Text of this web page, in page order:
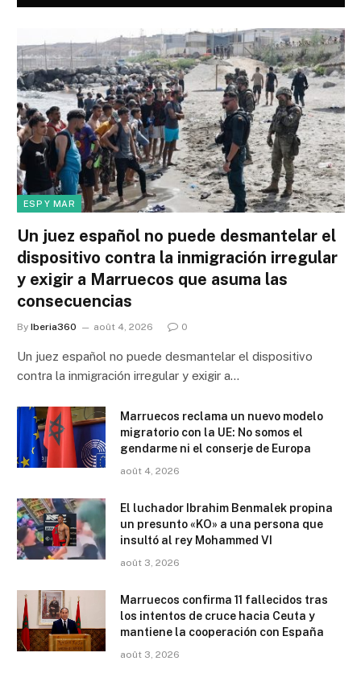
ESP Y MAR
Un juez español no puede desmantelar el
dispositivo contra la inmigración irregular
y exigir a Marruecos que asuma las
consecuencias
By Iberia360 août 4, 2026 0
Un juez español no puede desmantelar el dispositivo
contra la inmigración irregular y exigir a…
Marruecos reclama un nuevo modelo
migratorio con la UE: No somos el
gendarme ni el conserje de Europa
août 4, 2026
El luchador Ibrahim Benmalek propina
un presunto «KO» a una persona que
insultó al rey Mohammed VI
août 3, 2026
Marruecos confirma 11 fallecidos tras
los intentos de cruce hacia Ceuta y
mantiene la cooperación con España
août 3, 2026